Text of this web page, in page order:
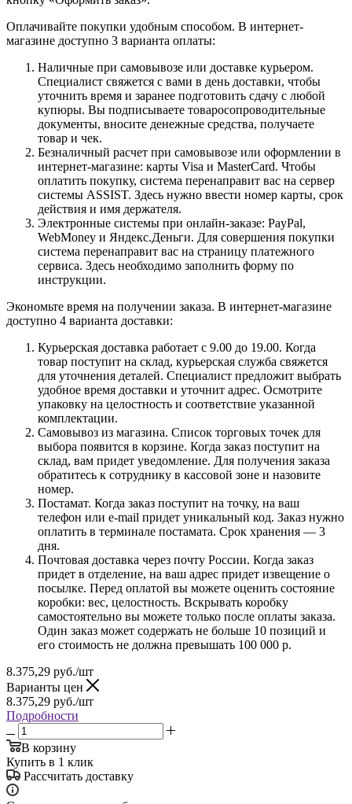
Оплачивайте покупки удобным способом. В интернет-
магазине доступно 3 варианта оплаты:
Наличные при самовывозе или доставке курьером.
Специалист свяжется с вами в день доставки, чтобы
уточнить время и заранее подготовить сдачу с любой
купюры. Вы подписываете товаросопроводительные
документы, вносите денежные средства, получаете
товар и чек.
Безналичный расчет при самовывозе или оформлении в
интернет-магазине: карты Visa и MasterCard. Чтобы
оплатить покупку, система перенаправит вас на сервер
системы ASSIST. Здесь нужно ввести номер карты, срок
действия и имя держателя.
Электронные системы при онлайн-заказе: PayPal,
WebMoney и Яндекс.Деньги. Для совершения покупки
система перенаправит вас на страницу платежного
сервиса. Здесь необходимо заполнить форму по
инструкции.
Экономьте время на получении заказа. В интернет-магазине
доступно 4 варианта доставки:
Курьерская доставка работает с 9.00 до 19.00. Когда
товар поступит на склад, курьерская служба свяжется
для уточнения деталей. Специалист предложит выбрать
удобное время доставки и уточнит адрес. Осмотрите
упаковку на целостность и соответствие указанной
комплектации.
Самовывоз из магазина. Список торговых точек для
выбора появится в корзине. Когда заказ поступит на
склад, вам придет уведомление. Для получения заказа
обратитесь к сотруднику в кассовой зоне и назовите
номер.
Постамат. Когда заказ поступит на точку, на ваш
телефон или e-mail придет уникальный код. Заказ нужно
оплатить в терминале постамата. Срок хранения — 3
дня.
Почтовая доставка через почту России. Когда заказ
придет в отделение, на ваш адрес придет извещение о
посылке. Перед оплатой вы можете оценить состояние
коробки: вес, целостность. Вскрывать коробку
самостоятельно вы можете только после оплаты заказа.
Один заказ может содержать не больше 10 позиций и
его стоимость не должна превышать 100 000 р.
8.375,29 руб./шт
Варианты цен
8.375,29 руб./шт
Подробности
В корзину
Купить в 1 клик
Рассчитать доставку